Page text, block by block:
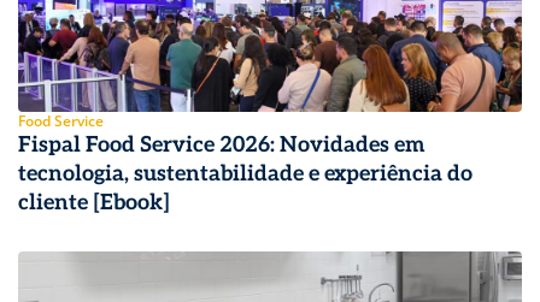
Food Service
Fispal Food Service 2026: Novidades em
tecnologia, sustentabilidade e experiência do
cliente [Ebook]